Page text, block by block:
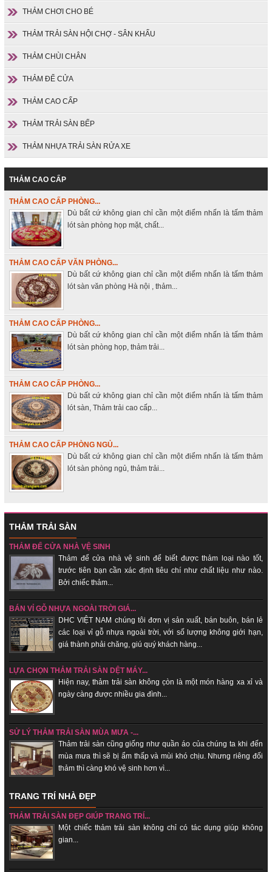
THẢM CHƠI CHO BÉ
THẢM TRẢI SÀN HỘI CHỢ - SÂN KHẤU
THẢM CHÙI CHÂN
THẢM ĐỂ CỬA
THẢM CAO CẤP
THẢM TRẢI SÀN BẾP
THẢM NHỰA TRẢI SÀN RỬA XE
THẢM CAO CẤP
THẢM CAO CẤP PHÒNG...
Dù bất cứ không gian chỉ cần một điểm nhấn là tấm thảm
lót sàn phòng họp mặt, chất...
THẢM CAO CẤP VĂN PHÒNG...
Dù bất cứ không gian chỉ cần một điểm nhấn là tấm thảm
lót sàn văn phòng Hà nội , thảm...
THẢM CAO CẤP PHÒNG...
Dù bất cứ không gian chỉ cần một điểm nhấn là tấm thảm
lót sàn phòng họp, thảm trải...
THẢM CAO CẤP PHÒNG...
Dù bất cứ không gian chỉ cần một điểm nhấn là tấm thảm
lót sàn, Thảm trải cao cấp...
THẢM CAO CẤP PHÒNG NGỦ...
Dù bất cứ không gian chỉ cần một điểm nhấn là tấm thảm
lót sàn phòng ngủ, thảm trải...
THẢM TRẢI SÀN
THẢM ĐỂ CỬA NHÀ VỆ SINH
Thảm để cửa nhà vệ sinh để biết được thảm loại nào tốt,
trước tiên bạn cần xác định tiêu chí như chất liệu như nào.
Bởi chiếc thảm...
BÁN VỈ GỖ NHỰA NGOÀI TRỜI GIÁ...
DHC VIỆT NAM chúng tôi đơn vị sản xuất, bán buôn, bán lẻ
các loại vỉ gỗ nhựa ngoài trời, với số lượng không giới hạn,
giá thành phải chăng, giú quý khách hàng...
LỰA CHỌN THẢM TRẢI SÀN DỆT MÁY...
Hiện nay, thảm trải sàn không c̣òn là một món hàng xa xỉ và
ngày càng được nhiều gia đình...
SỬ LÝ THẢM TRẢI SÀN MÙA MƯA -...
Thảm trải sàn cũng giống như quần áo của chúng ta khi đến
mùa mưa thì sẽ bị ẩm thấp và mùi khó chịu. Nhưng riêng đối
thảm thì càng khó vệ sinh hơn vì...
TRANG TRÍ NHÀ ĐẸP
THẢM TRẢI SÀN ĐẸP GIÚP TRANG TRÍ...
Một chiếc thảm trải sàn không chỉ có tác dụng giúp không
gian...